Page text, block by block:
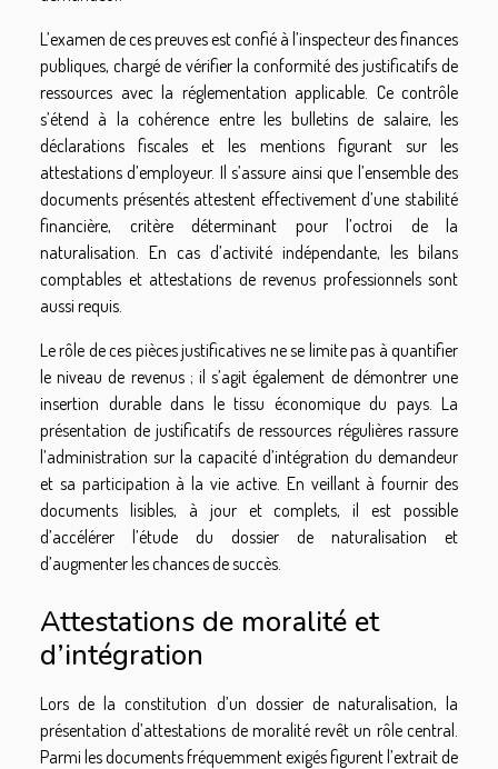
L’examen de ces preuves est confié à l’inspecteur des finances
publiques, chargé de vérifier la conformité des justificatifs de
ressources avec la réglementation applicable. Ce contrôle
s’étend à la cohérence entre les bulletins de salaire, les
déclarations fiscales et les mentions figurant sur les
attestations d’employeur. Il s’assure ainsi que l’ensemble des
documents présentés attestent effectivement d’une stabilité
financière, critère déterminant pour l’octroi de la
naturalisation. En cas d’activité indépendante, les bilans
comptables et attestations de revenus professionnels sont
aussi requis.
Le rôle de ces pièces justificatives ne se limite pas à quantifier
le niveau de revenus ; il s’agit également de démontrer une
insertion durable dans le tissu économique du pays. La
présentation de justificatifs de ressources régulières rassure
l’administration sur la capacité d’intégration du demandeur
et sa participation à la vie active. En veillant à fournir des
documents lisibles, à jour et complets, il est possible
d’accélérer l’étude du dossier de naturalisation et
d’augmenter les chances de succès.
Attestations de moralité et
d’intégration
Lors de la constitution d’un dossier de naturalisation, la
présentation d’attestations de moralité revêt un rôle central.
Parmi les documents fréquemment exigés figurent l’extrait de